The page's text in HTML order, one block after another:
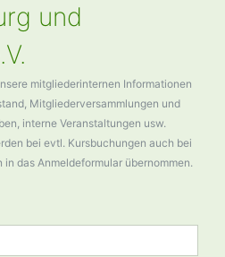
und
mitgliederinternen Informationen
Mitgliederversammlungen und
interne Veranstaltungen usw.
bei evtl. Kursbuchungen auch bei
das Anmeldeformular übernommen.